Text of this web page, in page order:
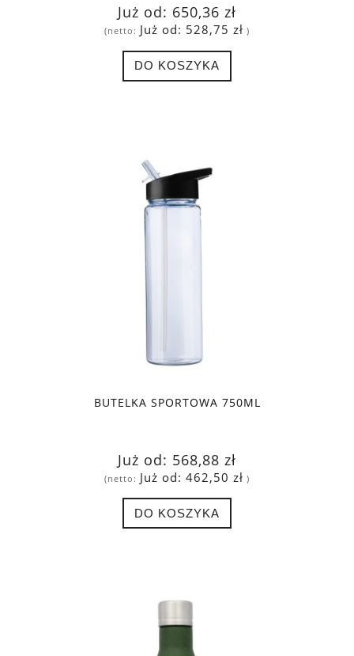
Już od: 650,36 zł
(netto: Już od: 528,75 zł )
DO KOSZYKA
BUTELKA SPORTOWA 750ML
Już od: 568,88 zł
(netto: Już od: 462,50 zł )
DO KOSZYKA